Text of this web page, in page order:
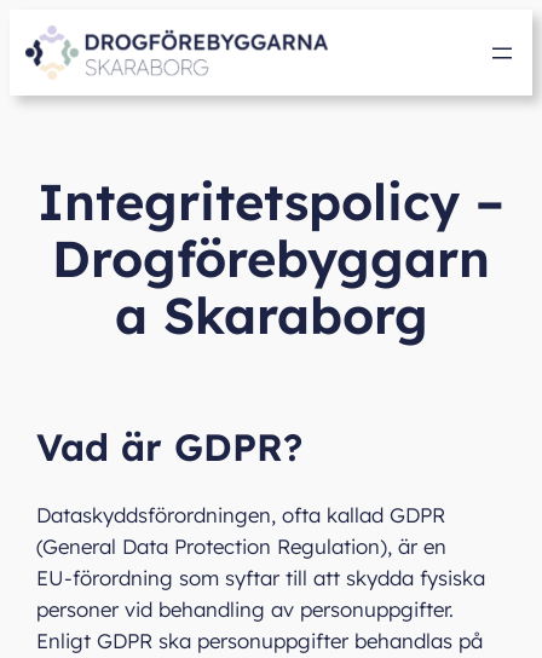
Hoppa
till
innehåll
Integritetspolicy –
Drogförebyggarn
a Skaraborg
Vad är GDPR?
Dataskyddsförordningen, ofta kallad GDPR
(General Data Protection Regulation), är en
EU‑förordning som syftar till att skydda fysiska
personer vid behandling av personuppgifter.
Enligt GDPR ska personuppgifter behandlas på